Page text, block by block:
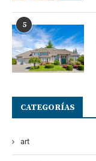
5
CATEGORÍAS
art